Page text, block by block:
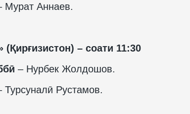
Мурат Аннаев.
(Қирғизистон) – соати 11:30
– Нурбек Жолдошов.
Турсуналӣ Рустамов.